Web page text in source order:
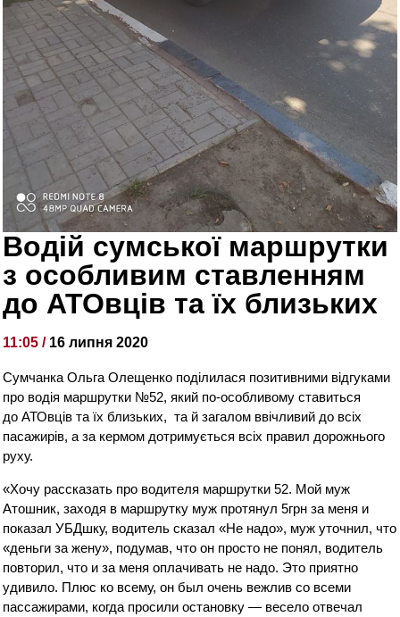
Водій сумської маршрутки
з особливим ставленням
до АТОвців та їх близьких
11:05 / 16 липня 2020
Сумчанка Ольга Олещенко поділилася позитивними відгуками
про водія маршрутки №52, який по-особливому ставиться
до АТОвців та їх близьких, та й загалом ввічливий до всіх
пасажирів, а за кермом дотримується всіх правил дорожнього
руху.
«Хочу рассказать про водителя маршрутки 52. Мой муж
Атошник, заходя в маршрутку муж протянул 5грн за меня и
показал УБДшку, водитель сказал «Не надо», муж уточнил, что
«деньги за жену», подумав, что он просто не понял, водитель
повторил, что и за меня оплачивать не надо. Это приятно
удивило. Плюс ко всему, он был очень вежлив со всеми
пассажирами, когда просили остановку — весело отвечал